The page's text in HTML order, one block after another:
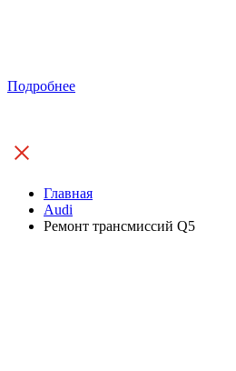
Подробнее
Главная
Audi
Ремонт трансмиссий Q5